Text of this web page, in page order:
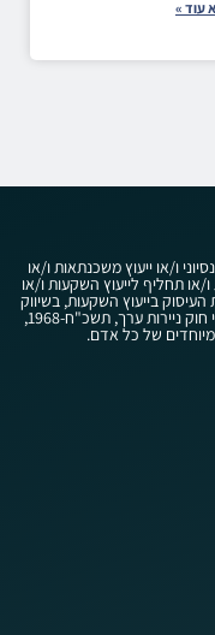
עוד »
ו/או ייעוץ משכנתאות ו/או
ו/או תחליף לייעוץ השקעות ו/או
בייעוץ השקעות, בשיווק
השקעות ובניהול תיקי השקעות, תשנ"ה-1995, ולפי חוק ניירות ערך, תשכ"ח-1968,
של כל אדם.